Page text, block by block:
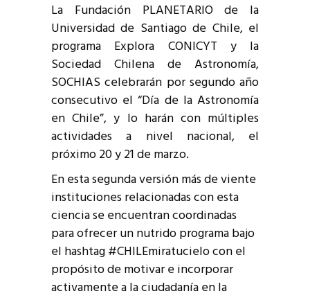
La Fundación PLANETARIO de la
Universidad de Santiago de Chile, el
programa Explora CONICYT y la
Sociedad Chilena de Astronomía,
SOCHIAS celebrarán por segundo año
consecutivo el “Día de la Astronomía
en Chile”, y lo harán con múltiples
actividades a nivel nacional, el
próximo 20 y 21 de marzo.
En esta segunda versión más de viente
instituciones relacionadas con esta
ciencia se encuentran coordinadas
para ofrecer un nutrido programa bajo
el hashtag #CHILEmiratucielo con el
propósito de motivar e incorporar
activamente a la ciudadanía en la